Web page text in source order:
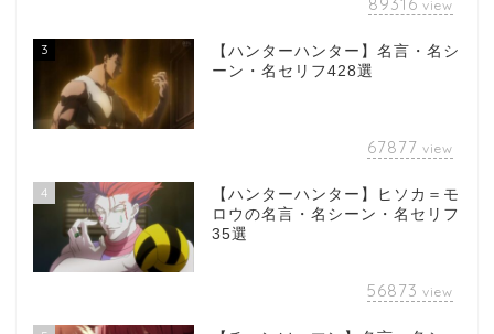
view
3
【ハンターハンター】名言・名シ
ーン・名セリフ428選
67877 view
4
【ハンターハンター】ヒソカ＝モ
ロウの名言・名シーン・名セリフ
35選
56873 view